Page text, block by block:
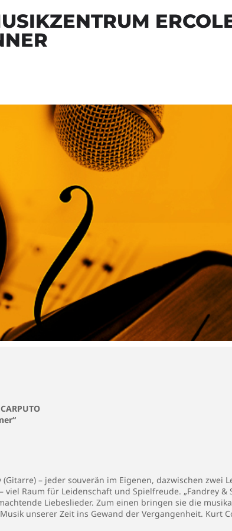
“
– jeder souverän im Eigenen, dazwischen zwei
Raum für Leidenschaft und Spielfreude. „Fandrey &
Liebeslieder. Zum einen bringen sie die
unserer Zeit ins Gewand der Vergangenheit. Kurt